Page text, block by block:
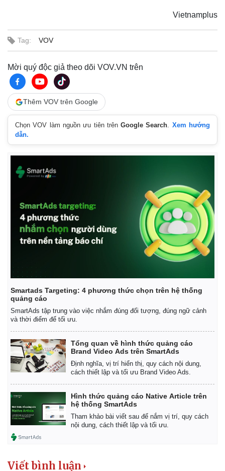
Thế giới
Quan sát
Cuộc sống đó đây
Infographic
Vietnamplus
Tag: VOV
Mời quý độc giả theo dõi VOV.VN trên
Thêm VOV trên Google
Chọn VOV làm nguồn ưu tiên trênGoogle Search. Xem hướng
dẫn.
Smartads Targeting: 4 phương thức chọn trên hệ thống
quảng cáo
SmartAds tập trung vào việc nhắm đúng đối tượng, đúng ngữ cảnh
và thời điểm để tối ưu.
Tổng quan về hình thức quảng cáo
Brand Video Ads trên SmartAds
Định nghĩa, vị trí hiển thị, quy cách nội dung,
cách thiết lập và tối ưu Brand Video Ads.
Hình thức quảng cáo Native Article trên
hệ thống SmartAds
Tham khảo bài viết sau để nắm vị trí, quy cách
nội dung, cách thiết lập và tối ưu.
Viết bình luận